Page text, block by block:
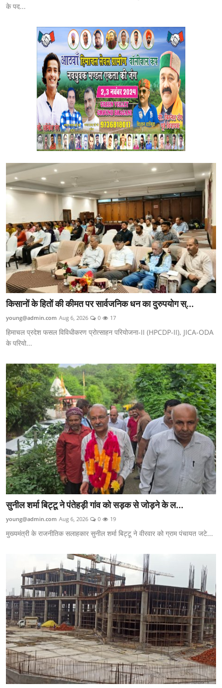
के पद...
किसानों के हितों की कीमत पर सार्वजनिक धन का दुरुपयोग स्...
young@admin.com Aug 6, 2026 0 17
हिमाचल प्रदेश फसल विविधीकरण प्रोत्साहन परियोजना-II (HPCDP-II), JICA-ODA
के परियो...
सुनील शर्मा बिट्टू ने पंतेहड़ी गांव को सड़क से जोड़ने के ल...
young@admin.com Aug 6, 2026 0 19
मुख्यमंत्री के राजनीतिक सलाहकार सुनील शर्मा बिट्टू ने वीरवार को ग्राम पंचायत जटे...